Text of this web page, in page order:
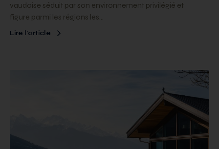
vaudoise séduit par son environnement privilégié et
figure parmi les régions les…
Lire l’article